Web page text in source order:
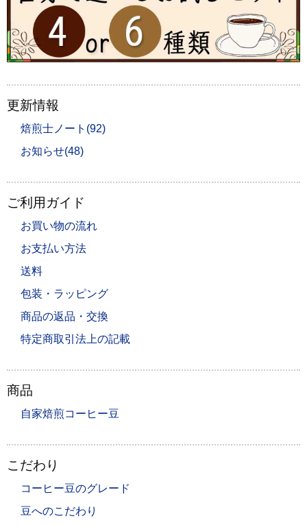
更新情報
焙煎士ノート(92)
お知らせ(48)
ご利用ガイド
お買い物の流れ
お支払い方法
送料
包装・ラッピング
商品の返品・交換
特定商取引法上の記載
商品
自家焙煎コーヒー豆
こだわり
コーヒー豆のグレード
豆へのこだわり